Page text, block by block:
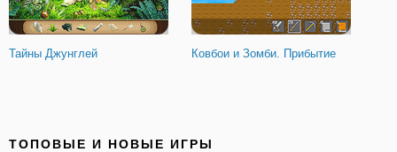
Тайны Джунглей Ковбои и Зомби. Прибытие
ТОПОВЫЕ И НОВЫЕ ИГРЫ